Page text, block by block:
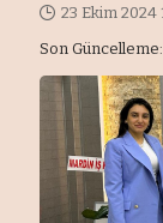
Son
23 Ekim 2024